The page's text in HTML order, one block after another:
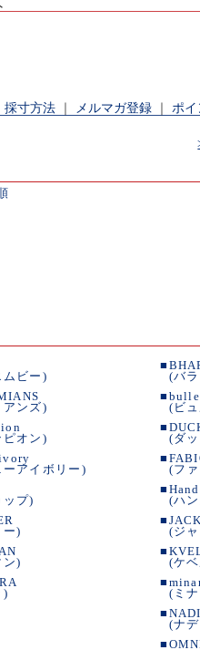
採寸方法 メルマガ登録 ポイ
ムビー)
■
(バ
アンズ)
■ bulle
(ビ
ピオン)
■
(ダ
ーアイボリー)
■
(フ
ップ)
■
(ハ
ー)
■
(ジ
ン)
■
(ケ
)
■
(ミ
■
(ナ
■